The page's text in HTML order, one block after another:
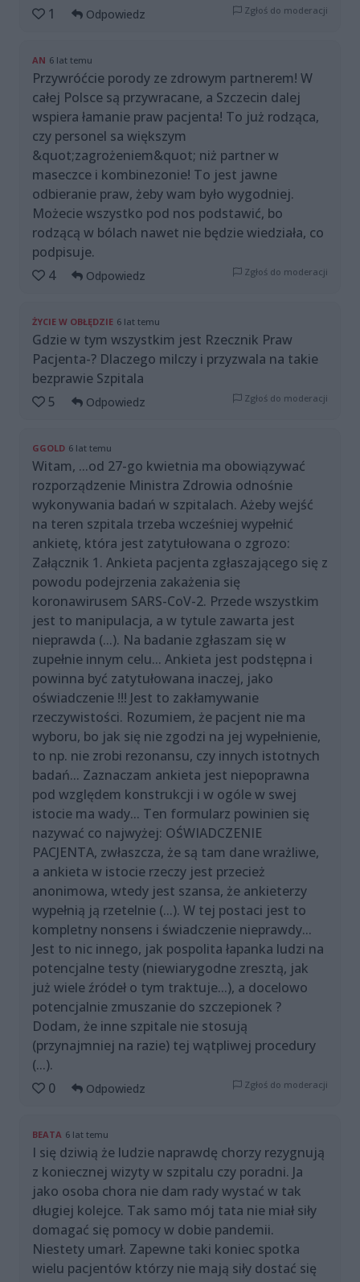
1
Odpowiedz Zgłoś do moderacji
AN 6 lat temu
Przywróćcie porody ze zdrowym partnerem! W
całej Polsce są przywracane, a Szczecin dalej
wspiera łamanie praw pacjenta! To już rodząca,
czy personel sa większym
&quot;zagrożeniem&quot; niż partner w
maseczce i kombinezonie! To jest jawne
odbieranie praw, żeby wam było wygodniej.
Możecie wszystko pod nos podstawić, bo
rodzącą w bólach nawet nie będzie wiedziała, co
podpisuje.
4
Odpowiedz Zgłoś do moderacji
ŻYCIE W OBŁĘDZIE 6 lat temu
Gdzie w tym wszystkim jest Rzecznik Praw
Pacjenta-? Dlaczego milczy i przyzwala na takie
bezprawie Szpitala
5
Odpowiedz Zgłoś do moderacji
GGOLD 6 lat temu
Witam, ...od 27-go kwietnia ma obowiązywać
rozporządzenie Ministra Zdrowia odnośnie
wykonywania badań w szpitalach. Ażeby wejść
na teren szpitala trzeba wcześniej wypełnić
ankietę, która jest zatytułowana o zgrozo:
Załącznik 1. Ankieta pacjenta zgłaszającego się z
powodu podejrzenia zakażenia się
koronawirusem SARS-CoV-2. Przede wszystkim
jest to manipulacja, a w tytule zawarta jest
nieprawda (...). Na badanie zgłaszam się w
zupełnie innym celu... Ankieta jest podstępna i
powinna być zatytułowana inaczej, jako
oświadczenie !!! Jest to zakłamywanie
rzeczywistości. Rozumiem, że pacjent nie ma
wyboru, bo jak się nie zgodzi na jej wypełnienie,
to np. nie zrobi rezonansu, czy innych istotnych
badań... Zaznaczam ankieta jest niepoprawna
pod względem konstrukcji i w ogóle w swej
istocie ma wady... Ten formularz powinien się
nazywać co najwyżej: OŚWIADCZENIE
PACJENTA, zwłaszcza, że są tam dane wrażliwe,
a ankieta w istocie rzeczy jest przecież
anonimowa, wtedy jest szansa, że ankieterzy
wypełnią ją rzetelnie (...). W tej postaci jest to
kompletny nonsens i świadczenie nieprawdy...
Jest to nic innego, jak pospolita łapanka ludzi na
potencjalne testy (niewiarygodne zresztą, jak
już wiele źródeł o tym traktuje...), a docelowo
potencjalnie zmuszanie do szczepionek ?
Dodam, że inne szpitale nie stosują
(przynajmniej na razie) tej wątpliwej procedury
(...).
0
Odpowiedz Zgłoś do moderacji
BEATA 6 lat temu
I się dziwią że ludzie naprawdę chorzy rezygnują
z koniecznej wizyty w szpitalu czy poradni. Ja
jako osoba chora nie dam rady wystać w tak
długiej kolejce. Tak samo mój tata nie miał siły
domagać się pomocy w dobie pandemii.
Niestety umarł. Zapewne taki koniec spotka
wielu pacjentów którzy nie mają siły dostać się